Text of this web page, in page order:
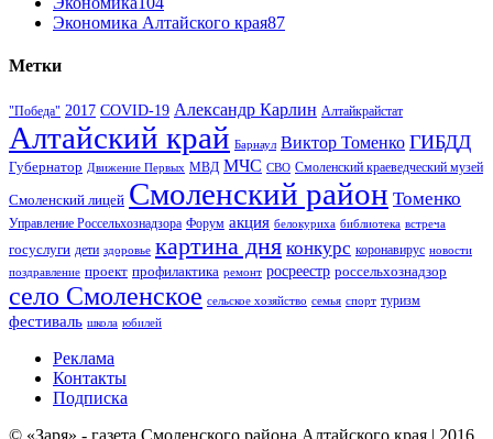
Экономика Алтайского края87
Метки
"Победа" 2017 COVID-19 Александр Карлин Алтайкрайстат
Алтайский край Барнаул Виктор Томенко ГИБДД
Губернатор Движение Первых МВД МЧС СВО Смоленский краеведческий музей
Смоленский лицей Смоленский район Томенко
Управление Россельхознадзора Форум акция белокуриха библиотека встреча
госуслуги дети здоровье картина дня конкурс коронавирус новости
поздравление проект профилактика ремонт росреестр россельхознадзор
село Смоленское сельское хозяйство семья спорт туризм
фестиваль школа юбилей
Реклама
Контакты
Подписка
© «Заря» - газета Смоленского района Алтайского края | 2016